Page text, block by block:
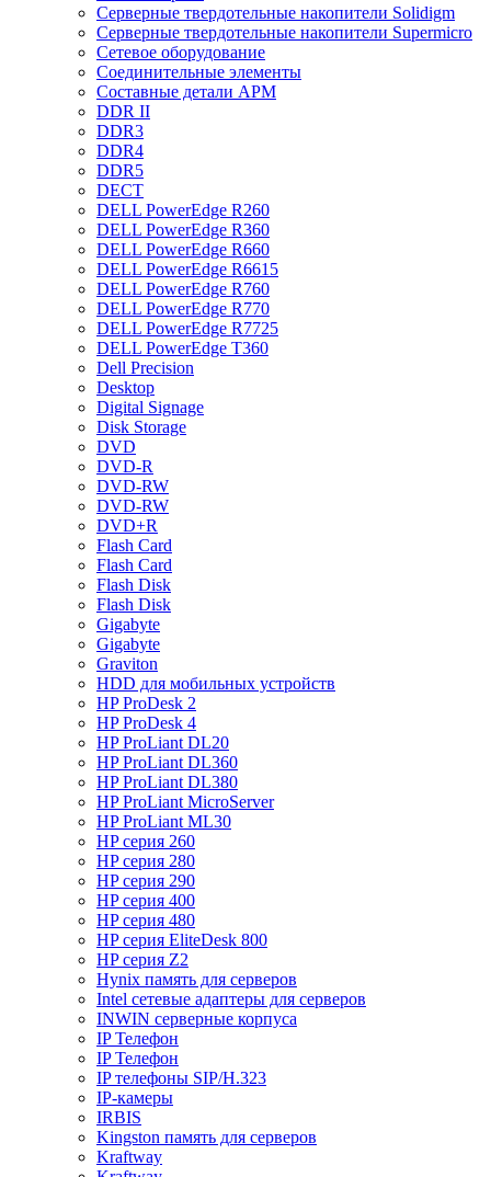
Cерверные твердотельные накопители Solidigm
Cерверные твердотельные накопители Supermicro
Cетевое оборудование
Cоединительные элементы
Cоставные детали АРМ
DDR II
DDR3
DDR4
DDR5
DECT
DELL PowerEdge R260
DELL PowerEdge R360
DELL PowerEdge R660
DELL PowerEdge R6615
DELL PowerEdge R760
DELL PowerEdge R770
DELL PowerEdge R7725
DELL PowerEdge T360
Dell Precision
Desktop
Digital Signage
Disk Storage
DVD
DVD-R
DVD-RW
DVD-RW
DVD+R
Flash Card
Flash Card
Flash Disk
Flash Disk
Gigabyte
Gigabyte
Graviton
HDD для мобильных устройств
HP ProDesk 2
HP ProDesk 4
HP ProLiant DL20
HP ProLiant DL360
HP ProLiant DL380
HP ProLiant MicroServer
HP ProLiant ML30
HP серия 260
HP серия 280
HP серия 290
HP серия 400
HP серия 480
HP серия EliteDesk 800
HP серия Z2
Hynix память для серверов
Intel сетевые адаптеры для серверов
INWIN серверные корпуса
IP Телефон
IP Телефон
IP телефоны SIP/H.323
IP-камеры
IRBIS
Kingston память для серверов
Kraftway